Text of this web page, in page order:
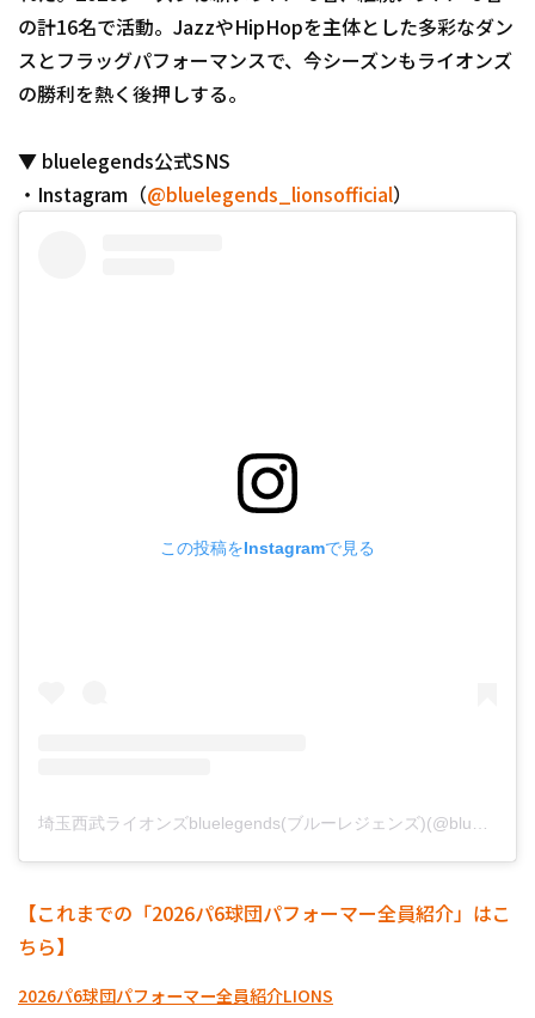
の計16名で活動。JazzやHipHopを主体とした多彩なダン
スとフラッグパフォーマンスで、今シーズンもライオンズ
の勝利を熱く後押しする。
▼ bluelegends公式SNS
・Instagram（@bluelegends_lionsofficial）
この投稿をInstagramで見る
【これまでの「2026パ6球団パフォーマー全員紹介」はこ
ちら】
2026パ6球団パフォーマー全員紹介LIONS